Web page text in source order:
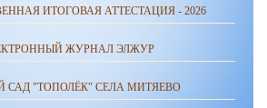
ИТОГОВАЯ АТТЕСТАЦИЯ - 2026
ЖУРНАЛ ЭЛЖУР
САД "ТОПОЛЁК" СЕЛА МИТЯЕВО